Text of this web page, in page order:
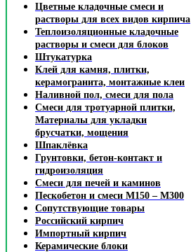
Цветные кладочные смеси и
растворы для всех видов кирпича
Теплоизоляционные кладочные
растворы и смеси для блоков
Штукатурка
Клей для камня, плитки,
керамогранита, монтажные клеи
Наливной пол, смеси для пола
Смеси для тротуарной плитки,
Материалы для укладки
брусчатки, мощения
Шпаклёвка
Грунтовки, бетон-контакт и
гидроизоляция
Смеси для печей и каминов
Пескобетон и смеси М150 – М300
Сопутствующие товары
Российский кирпич
Импортный кирпич
Керамические блоки